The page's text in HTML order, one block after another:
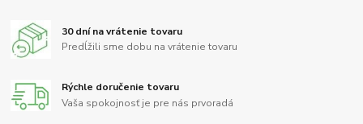
30 dní na vrátenie tovaru
Predĺžili sme dobu na vrátenie tovaru
Rýchle doručenie tovaru
Vaša spokojnosť je pre nás prvoradá